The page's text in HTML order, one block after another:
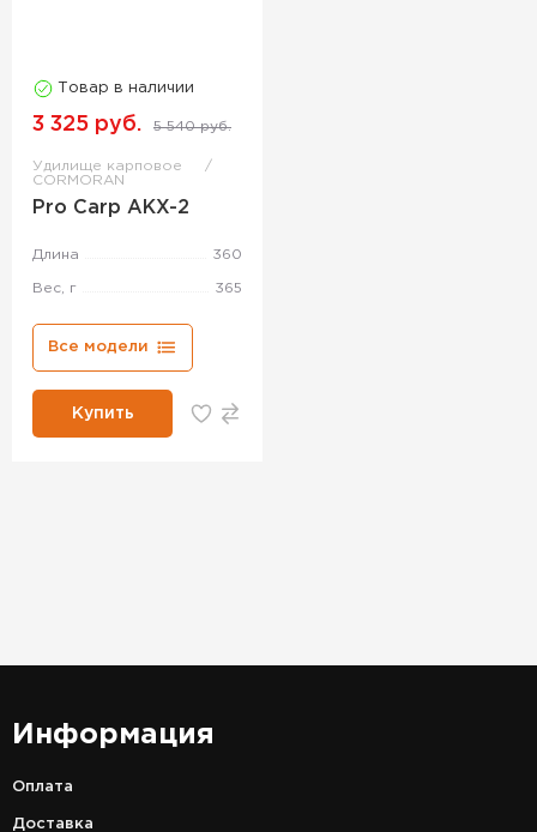
Товар в наличии
3 325 руб. 5 540 руб.
Удилище карповое
CORMORAN
Pro Carp AKX-2
Длина 360
Вес, г 365
Все модели
Купить
Информация
Оплата
Доставка